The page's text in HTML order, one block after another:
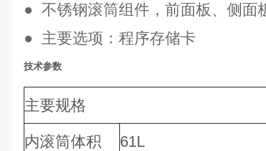
● 不锈钢滚筒组件，前面板、侧面
● 主要选项：程序存储卡
技术参数
主要规格
内滚筒体积 61L